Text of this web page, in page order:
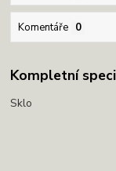
Komentáře 0
Kompletní
Sklo